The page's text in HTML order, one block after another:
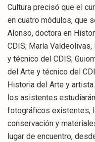
Cultura precisó que el
en cuatro módulos, que
Alonso, doctora en
CDIS; María
y técnico del CDIS;
del Arte y técnico del
Historia del Arte y
los asistentes
fotográficos existentes,
conservación y
lugar de encuentro,